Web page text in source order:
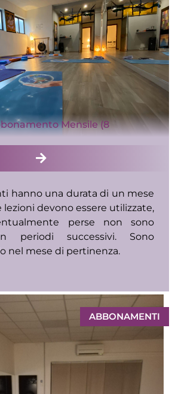
Mensile (8
hanno una durata di un mese
lezioni devono essere utilizzate,
perse non sono
periodi successivi. Sono
nel mese di pertinenza.
ABBONAMENTI